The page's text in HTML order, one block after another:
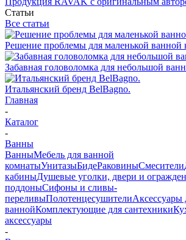
Статьи
Все статьи
Решение проблемы для маленькой ванной
Забавная головоломка для небольшой
Итальянский бренд BelBagno.
Главная
-
Каталог
-
Ванны
ВанныМебель для ванной
комнатыУнитазыБидеРаковиныСмесители
кабиныДушевые уголки, двери и
поддоныСифоны и сливы-
переливыПолотенцесушителиАксессуары
ваннойКомплектующие для сантехники
аксессуары
-